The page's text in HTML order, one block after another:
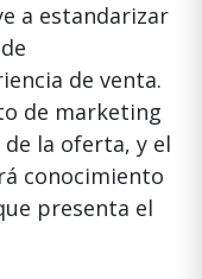
a estandarizar
de venta.
de marketing
la oferta, y el
conocimiento
presenta el